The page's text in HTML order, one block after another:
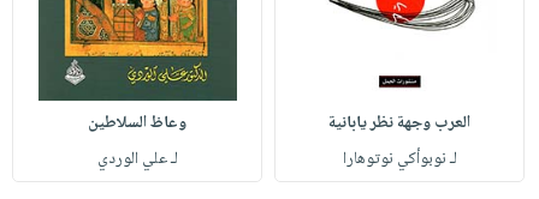
العرب وجهة نظر يابانية
لـ نوبوأكي نوتوهارا
وعاظ السلاطين
لـ علي الوردي